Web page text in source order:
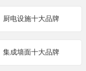
厨电设施十大品牌
集成墙面十大品牌